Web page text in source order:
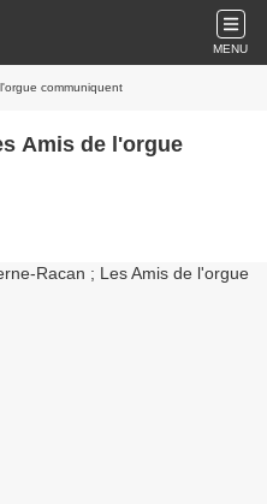
MENU
communiquent
Amis de l'orgue